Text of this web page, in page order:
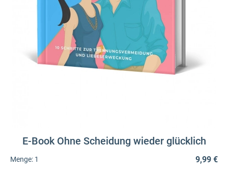
E-Book Ohne Scheidung wieder glücklich
Menge: 1 9,99 €